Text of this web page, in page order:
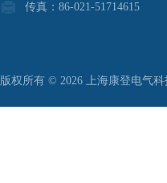
传真：86-021-51714615
版权所有 © 2026 上海康登电气科